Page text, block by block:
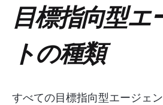
目標指向型エ
トの種類
すべての目標指向型エージェ